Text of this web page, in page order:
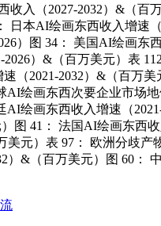
入（2027-2032）&（百
日本AI绘画东西收入增
）图 34： 美国AI绘画
）&（百万美元）表
（2021-2032）&（百万
AI绘画东西次要企业市
绘画东西收入增速（
图 41： 法国AI绘画东西
元）表 97： 欧洲分歧
&（百万美元）图 60：